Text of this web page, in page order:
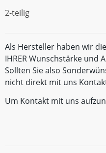
2-teilig
Als Hersteller haben wir
IHRER Wunschstärke und
Sollten Sie also
nicht direkt mit uns
Um Kontakt mit uns